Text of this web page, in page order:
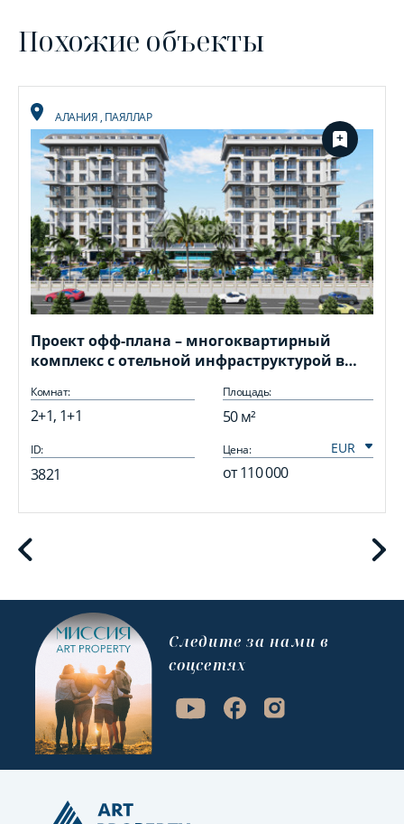
Похожие объекты
АЛАНИЯ, ПАЯЛЛАР
Проект офф-плана – многоквартирный
комплекс с отельной инфраструктурой в
Комнат:
2+1, 1+1
Площадь:
50 м²
ID:
3821
Цена:
от110 000
Cледите за нами в
соцсетях